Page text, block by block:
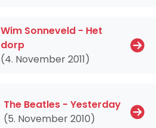
Wim Sonneveld - Het
dorp
(4. November 2011)
The Beatles - Yesterday
(5. November 2010)